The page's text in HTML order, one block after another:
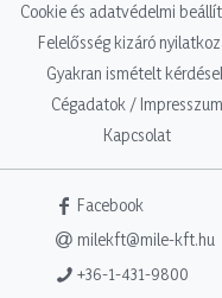
Cookie és adatvédelmi
Felelősség kizáró
Gyakran ismételt
Cégadatok / Impresszum
Kapcsolat
Facebook
milekft@mile-kft.hu
+36-1-431-9800